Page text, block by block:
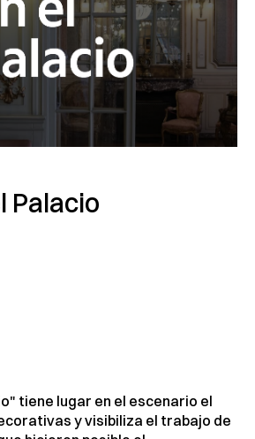
Palacio
tiene lugar en el escenario el
y visibiliza el trabajo de